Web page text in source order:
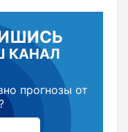
КАНАЛ
прогнозы от